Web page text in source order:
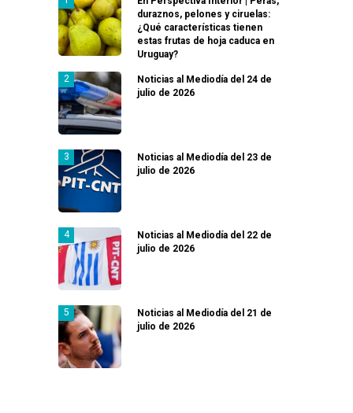
duraznos, pelones y ciruelas:
¿Qué características tienen
estas frutas de hoja caduca en
Uruguay?
Noticias al Mediodía del 24 de
julio de 2026
Noticias al Mediodía del 23 de
julio de 2026
Noticias al Mediodía del 22 de
julio de 2026
Noticias al Mediodía del 21 de
julio de 2026